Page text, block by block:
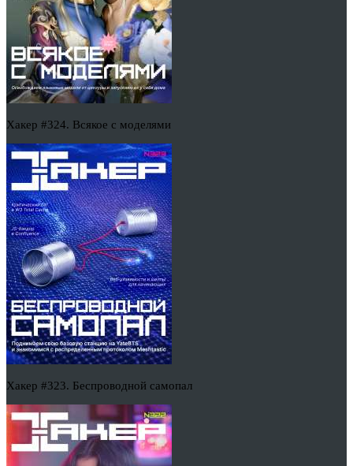
Хакер #324. Всякое с моделями
Хакер #323. Беспроводной самопал